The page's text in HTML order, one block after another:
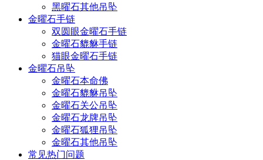
黑曜石其他吊坠
金曜石手链
双圆眼金曜石手链
金曜石貔貅手链
猫眼金曜石手链
金曜石吊坠
金曜石本命佛
金曜石貔貅吊坠
金曜石关公吊坠
金曜石龙牌吊坠
金曜石狐狸吊坠
金曜石其他吊坠
常见热门问题